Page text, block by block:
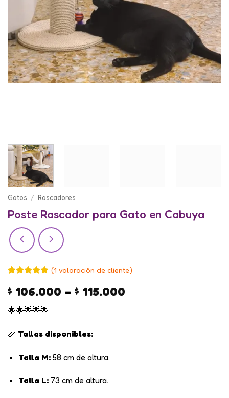
Gatos / Rascadores
Poste Rascador para Gato en Cabuya
sobre 5
basado en
puntuación
de cliente
(1 valoración de cliente)
$ 106.000 – $ 115.000
🌟🌟🌟🌟🌟
📏 Tallas disponibles:
Talla M:58 cm de altura.
Talla L:73 cm de altura.